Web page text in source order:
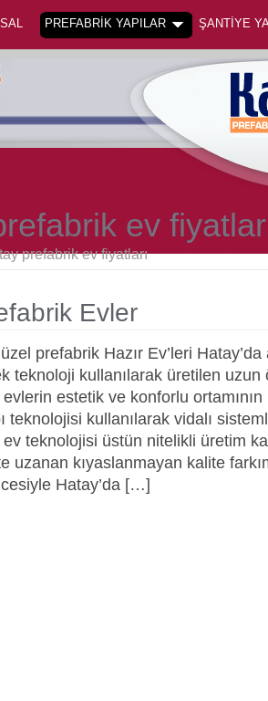
PREFABRİK YAPILAR ŞANTİYE
ev
prefabrik ev fiyatları
Evler
prefabrik Hazır Ev’leri
teknoloji kullanılarak üretilen
estetik ve konforlu ortamının
teknolojisi kullanılarak vidalı
ev teknolojisi üstün nitelikli üretim
uzanan kıyaslanmayan kalite
Hatay’da […]